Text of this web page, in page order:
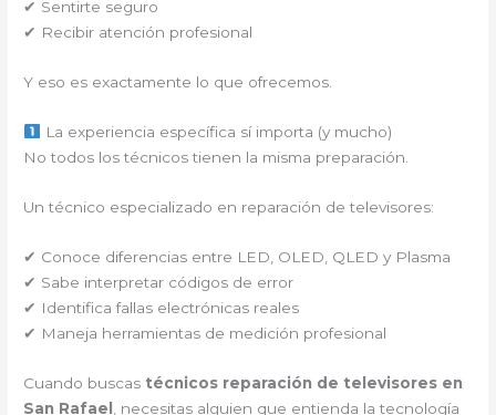
✔ Sentirte seguro
✔ Recibir atención profesional
Y eso es exactamente lo que ofrecemos.
La experiencia específica sí importa (y mucho)
No todos los técnicos tienen la misma preparación.
Un técnico especializado en reparación de televisores:
✔ Conoce diferencias entre LED, OLED, QLED y Plasma
✔ Sabe interpretar códigos de error
✔ Identifica fallas electrónicas reales
✔ Maneja herramientas de medición profesional
Cuando buscas técnicos reparación de televisores en
San Rafael
, necesitas alguien que entienda la tecnología